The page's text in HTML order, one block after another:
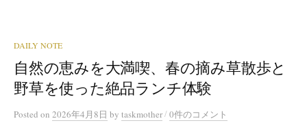
DAILY NOTE
自然の恵みを大満喫、春の摘み草散歩と
野草を使った絶品ランチ体験
Posted on 2026年4月8日 by taskmother/0件のコメント